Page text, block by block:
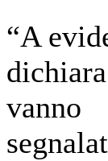
“A
vanno